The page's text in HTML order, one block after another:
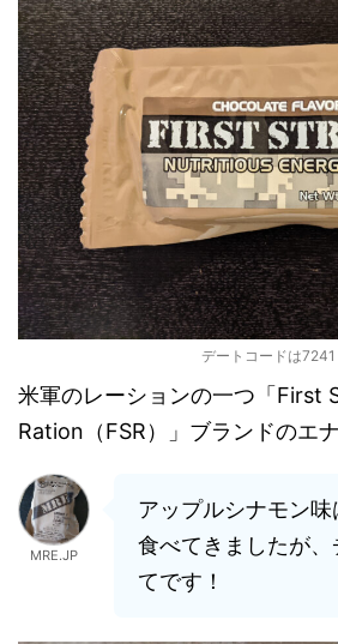
デートコードは7241
米軍のレーションの一つ「First
Ration（FSR）」ブランドのエナ
MRE.JP
アップルシナモン
食べてきましたが
てです！